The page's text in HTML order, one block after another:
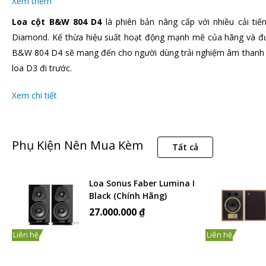
Loa cột B&W 804 D4là phiên bản nâng cấp với nhiều cải
Diamond. Kế thừa hiệu suất hoạt động mạnh mẽ của hãng và
B&W 804 D4 sẽ mang đến cho người dùng trải nghiệm âm
loa D3 đi trước.
Xem chi tiết
Phụ Kiện Nên Mua Kèm Tất cả
Liên hệ
Loa Sonus Faber Lumina I
Black (Chính Hãng)
27.000.000 ₫
Liên hệ